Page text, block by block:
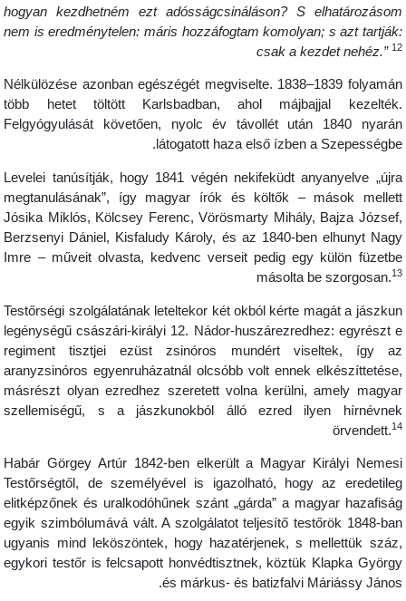
hogyan kezdhetném ezt adósságcsináláson? S
nem is eredménytelen: máris hozzáfogtam komolyan; s azt
csak a kezdet nehéz.”
Nélkülözése azonban egészégét megviselte. 1838–1839
több hetet töltött Karlsbadban, ahol májbajjal
Felgyógyulását követően, nyolc év távollét után 1840
látogatott haza első ízben a
Levelei tanúsítják, hogy 1841 végén nekifeküdt anyanyelve
megtanulásának”, így magyar írók és költők – mások
Jósika Miklós, Kölcsey Ferenc, Vörösmarty Mihály, Bajza
Berzsenyi Dániel, Kisfaludy Károly, és az 1840-ben elhunyt
Imre – műveit olvasta, kedvenc verseit pedig egy külön
másolta be szorgosan.
Testőrségi szolgálatának leteltekor két okból kérte magát a
legénységű császári-királyi 12. Nádor-huszárezredhez: egyrészt
regiment tisztjei ezüst zsinóros mundért viseltek, így
aranyzsinóros egyenruházatnál olcsóbb volt ennek
másrészt olyan ezredhez szeretett volna kerülni, amely
szellemiségű, s a jászkunokból álló ezred ilyen
örvendett.
Habár Görgey Artúr 1842-ben elkerült a Magyar Királyi
Testőrségtől, de személyével is igazolható, hogy az
elitképzőnek és uralkodóhűnek szánt „gárda” a magyar
egyik szimbólumává vált. A szolgálatot teljesítő testőrök 1848-
ugyanis mind leköszöntek, hogy hazatérjenek, s mellettük
egykori testőr is felcsapott honvédtisztnek, köztük Klapka
és márkus- és batizfalvi Máriássy